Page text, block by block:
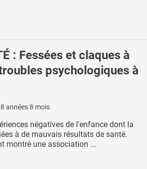
: Fessées et claques à
psychologiques à
8 années 8 mois
négatives de l'enfance dont la
à de mauvais résultats de santé.
montré une association ...